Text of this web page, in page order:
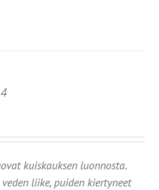
kuiskauksen luonnosta.
liike, puiden kiertyneet